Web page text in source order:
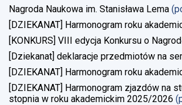
Nagroda Naukowa im. Stanisława Lema
[DZIEKANAT] Harmonogram roku
[KONKURS] VIII edycja Konkursu o
[Dziekanat] deklaracje przedmiotów na
[DZIEKANAT] Harmonogram roku
[DZIEKANAT] Harmonogram zjazdów na
stopnia w roku akademickim 2025/2026